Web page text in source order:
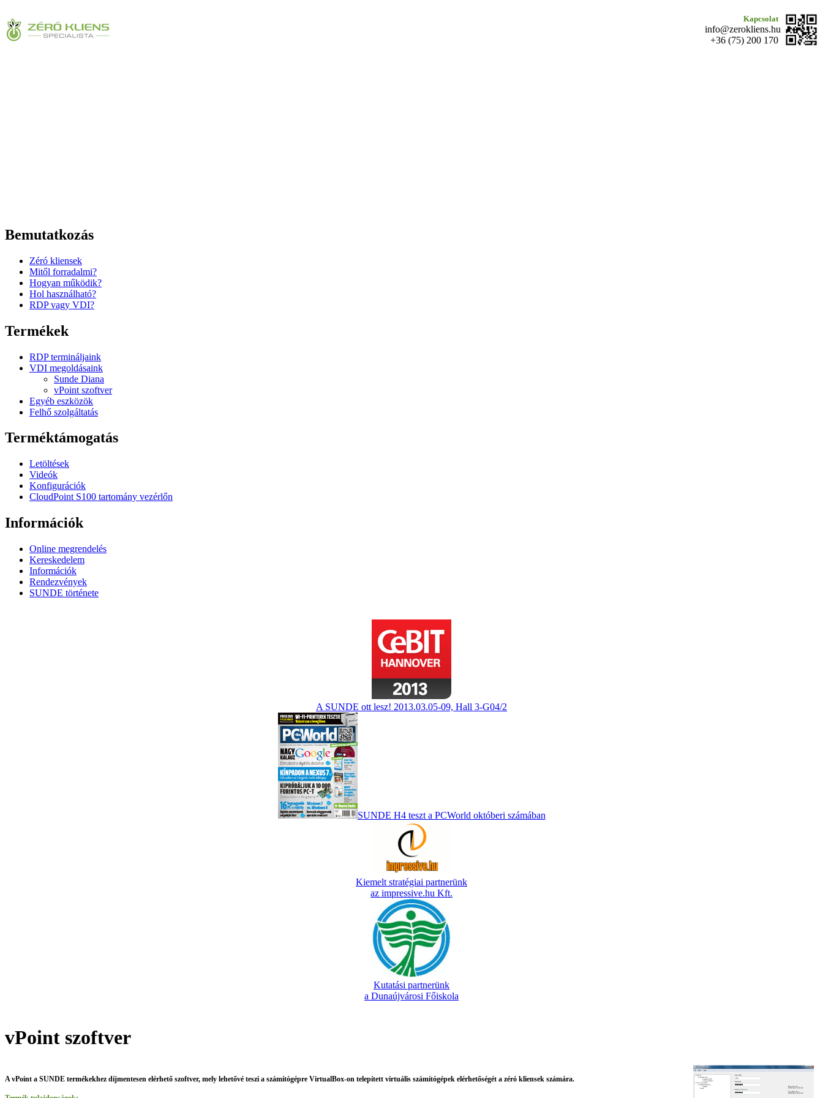
Kapcsolat
info@zerokliens.hu
+36 (75) 200 170
Bemutatkozás
Zéró kliensek
Mitől forradalmi?
Hogyan működik?
Hol használható?
RDP vagy VDI?
Termékek
RDP termináljaink
VDI megoldásaink
Sunde Diana
vPoint szoftver
Egyéb eszközök
Felhő szolgáltatás
Terméktámogatás
Letöltések
Videók
Konfigurációk
CloudPoint S100 tartomány vezérlőn
Információk
Online megrendelés
Kereskedelem
Információk
Rendezvények
SUNDE története
A SUNDE ott lesz! 2013.03.05-09, Hall 3-G04/2
SUNDE H4 teszt a PCWorld októberi számában
Kiemelt stratégiai partnerünk
az impressive.hu Kft.
Kutatási partnerünk
a Dunaújvárosi Főiskola
vPoint szoftver
A vPoint a SUNDE termékekhez díjmentesen elérhető szoftver, mely lehetővé teszi a számítógépre VirtualBox-on telepített virtuális számítógépek elérhetőségét a zéró kliensek számára.